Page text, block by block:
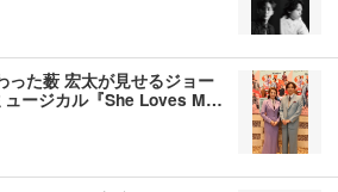
った薮 宏太が見せるジョー
ュージカル『She Loves M…